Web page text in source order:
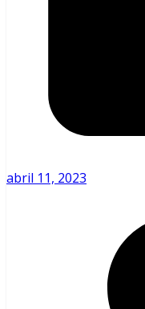
abril 11, 2023